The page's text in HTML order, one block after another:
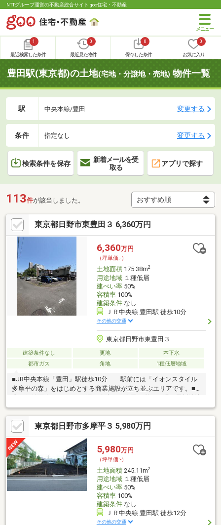
NTTグループ運営の不動産総合サイト goo住宅・不動産
1
最近検索した条件
0
最近見た物件
0
保存した条件
0
お気に入り
豊田駅(東京都)の土地(宅地・分譲地・売地) 物件一覧
駅 中央本線/豊田 変更する
条件 指定なし 変更する
検索条件を保存
新着メールを受
取る
アプリで探す
113件が該当しました。
東京都日野市東豊田３ 6,360万円
6,360万円
（坪単価:-）
土地面積175.38m2
用途地域１種低層
建ぺい率50%
容積率100%
建築条件なし
ＪＲ中央線 豊田駅 徒歩10分
その他の交通
東京都日野市東豊田３
建築条件なし 更地
本下水
都市ガス
角地 1種低層地域
■JR中央本線「豊田」駅徒歩10分 駅前には「イオンスタイル
多摩平の森」をはじめとする商業施設が立ち並ぶエリアです。■
北西側前面先（5ｍ）には湧き水流れる市民の憩いの場、黒川清流
公園■建築条件無しの売地～お好きなハウスメーカー・工務店に
て建築が可能です～
東京都日野市多摩平３ 5,980万円
5,980万円
（坪単価:-）
土地面積245.11m2
用途地域１種低層
建ぺい率50%
容積率100%
建築条件なし
ＪＲ中央線 豊田駅 徒歩12分
その他の交通